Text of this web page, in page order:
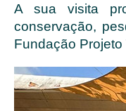
A sua visita
conservação,
Fundação Projeto